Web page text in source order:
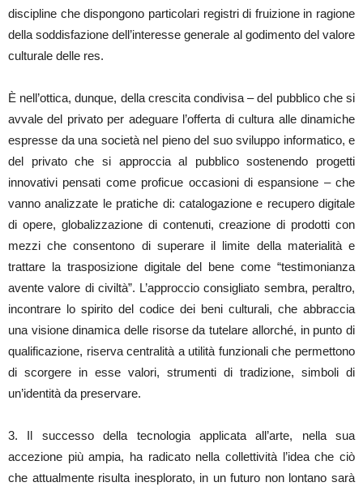
discipline che dispongono particolari registri di fruizione in ragione
della soddisfazione dell’interesse generale al godimento del valore
culturale delle res.
È nell’ottica, dunque, della crescita condivisa – del pubblico che si
avvale del privato per adeguare l’offerta di cultura alle dinamiche
espresse da una società nel pieno del suo sviluppo informatico, e
del privato che si approccia al pubblico sostenendo progetti
innovativi pensati come proficue occasioni di espansione – che
vanno analizzate le pratiche di: catalogazione e recupero digitale
di opere, globalizzazione di contenuti, creazione di prodotti con
mezzi che consentono di superare il limite della materialità e
trattare la trasposizione digitale del bene come “testimonianza
avente valore di civiltà”. L’approccio consigliato sembra, peraltro,
incontrare lo spirito del codice dei beni culturali, che abbraccia
una visione dinamica delle risorse da tutelare allorché, in punto di
qualificazione, riserva centralità a utilità funzionali che permettono
di scorgere in esse valori, strumenti di tradizione, simboli di
un’identità da preservare.
3. Il successo della tecnologia applicata all’arte, nella sua
accezione più ampia, ha radicato nella collettività l’idea che ciò
che attualmente risulta inesplorato, in un futuro non lontano sarà